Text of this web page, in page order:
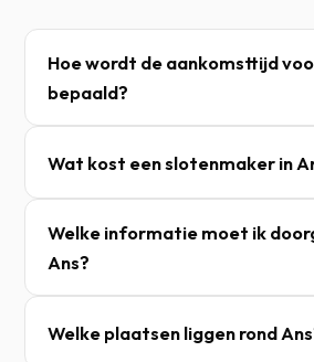
Hoe wordt de aankomsttijd
bepaald?
Wat kost een slotenmaker in
Welke informatie moet ik
Ans?
Welke plaatsen liggen rond